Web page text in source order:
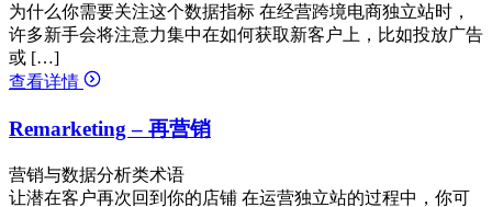
为什么你需要关注这个数据指标 在经营跨境电商独立站时，
许多新手会将注意力集中在如何获取新客户上，比如投放广告
或 […]
查看详情
Remarketing – 再营销
营销与数据分析类术语
让潜在客户再次回到你的店铺 在运营独立站的过程中，你可